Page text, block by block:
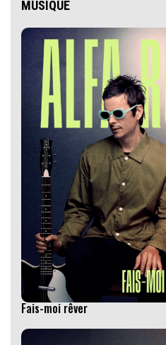
MUSIQUE
Fais-moi rêver